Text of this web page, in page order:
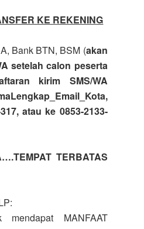
KE REKENING
Bank BTN, BSM (akan
setelah calon peserta
kirim SMS/WA
atau ke 0853-2133-
TERBATAS
MANFAAT